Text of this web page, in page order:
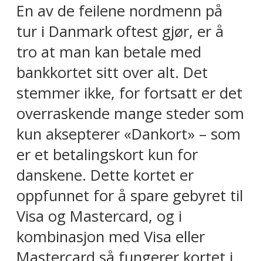
En av de feilene nordmenn på
tur i Danmark oftest gjør, er å
tro at man kan betale med
bankkortet sitt over alt. Det
stemmer ikke, for fortsatt er det
overraskende mange steder som
kun aksepterer «Dankort» – som
er et betalingskort kun for
danskene. Dette kortet er
oppfunnet for å spare gebyret til
Visa og Mastercard, og i
kombinasjon med Visa eller